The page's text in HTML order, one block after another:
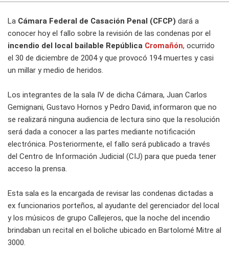
La Cámara Federal de Casación Penal (CFCP) dará a
conocer hoy el fallo sobre la revisión de las condenas por el
incendio del local bailable República Cromañón, ocurrido
el 30 de diciembre de 2004 y que provocó 194 muertes y casi
un millar y medio de heridos.
Los integrantes de la sala IV de dicha Cámara, Juan Carlos
Gemignani, Gustavo Hornos y Pedro David, informaron que no
se realizará ninguna audiencia de lectura sino que la resolución
será dada a conocer a las partes mediante notificación
electrónica. Posteriormente, el fallo será publicado a través
del Centro de Información Judicial (CIJ) para que pueda tener
acceso la prensa.
Esta sala es la encargada de revisar las condenas dictadas a
ex funcionarios porteños, al ayudante del gerenciador del local
y los músicos de grupo Callejeros, que la noche del incendio
brindaban un recital en el boliche ubicado en Bartolomé Mitre al
3000.